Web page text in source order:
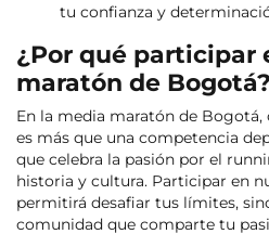
tu confianza y
¿Por qué participar
maratón de Bogotá?
En la media maratón de Bogotá,
es más que una competencia
que celebra la pasión por el
historia y cultura. Participar en
permitirá desafiar tus límites,
comunidad que comparte tu